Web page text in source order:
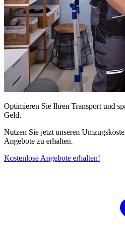
Optimieren Sie Ihren Transport und
Geld.
Nutzen Sie jetzt unseren
Angebote zu erhalten.
Kostenlose Angebote erhalten!